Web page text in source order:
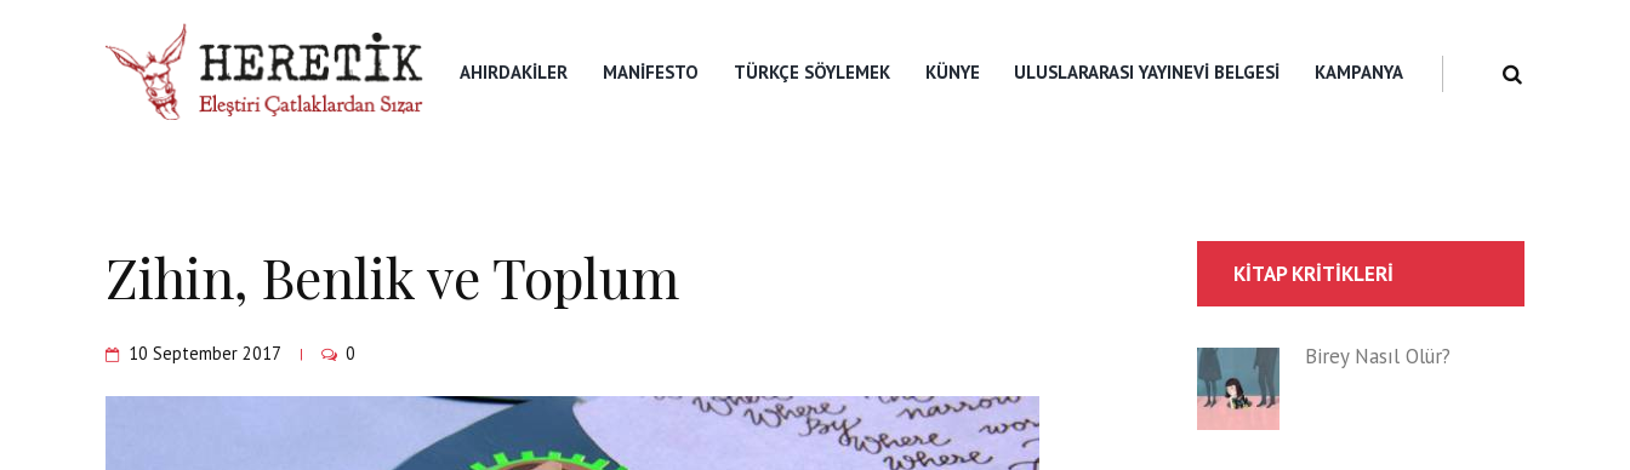
AHIRDAKILER MANIFESTO TÜRKÇE SÖYLEMEK KÜNYE ULUSLARARASI YAYINEVI BELGESI KAMPANYA
Zihin, Benlik ve Toplum
10 September 2017 0
KITAP KRITIKLERI
Birey Nasıl Ölür?